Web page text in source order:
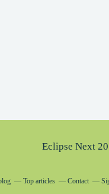
Eclipse Next
Top articles Contact